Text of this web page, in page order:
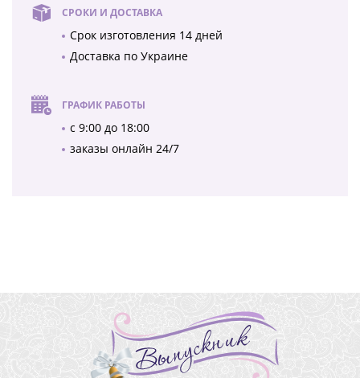
СРОКИ И ДОСТАВКА
Срок изготовления 14 дней
Доставка по Украине
ГРАФИК РАБОТЫ
с 9:00 до 18:00
заказы онлайн 24/7